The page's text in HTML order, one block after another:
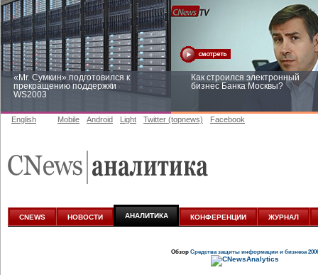
«Mr. Сумкин» подготовился к
прекращению поддержки
WS2003
Как строился электронный
бизнес Банка Москвы?
аналитике
English Mobile Android Light Twitter (topnews) Facebook
CNEWS НОВОСТИ АНАЛИТИКА КОНФЕРЕНЦИИ ЖУРНАЛ
Обзор Средства защиты информации и бизнеса